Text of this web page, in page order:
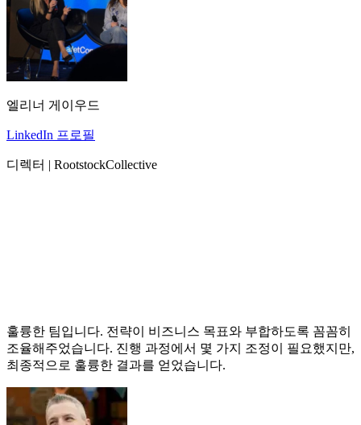
엘리너 게이우드
LinkedIn 프로필
디렉터 | RootstockCollective
훌륭한 팀입니다. 전략이 비즈니스 목표와 부합하도록 꼼꼼히
조율해주었습니다. 진행 과정에서 몇 가지 조정이 필요했지만,
최종적으로 훌륭한 결과를 얻었습니다.